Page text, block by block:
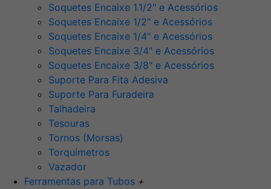
Soquetes Encaixe 1.1/2" e Acessórios
Soquetes Encaixe 1/2" e Acessórios
Soquetes Encaixe 1/4" e Acessórios
Soquetes Encaixe 3/4" e Acessórios
Soquetes Encaixe 3/8" e Acessórios
Suporte Para Fita Adesiva
Suporte Para Furadeira
Talhadeira
Tesouras
Tornos (Morsas)
Torquímetros
Vazador
Ferramentas para Tubos +